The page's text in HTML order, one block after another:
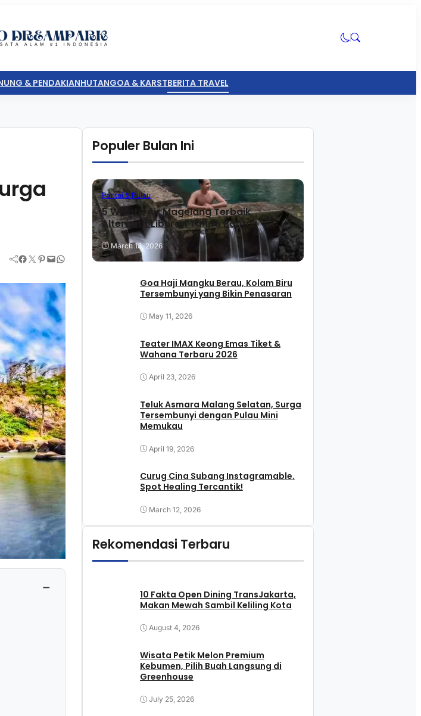
& PENDAKIANHUTANGOA & KARSTBERITA TRAVEL
Facebook Twitter Pinterest Mail WhatsApp
−
Populer Bulan Ini
Pantai & Pulau
5 Wisata Air Magelang Terbaik,
Alternatif Liburan Tanpa Pantai!
March 13, 2026
Goa Haji Mangku Berau, Kolam Biru
Tersembunyi yang Bikin Penasaran
May 11, 2026
Teater IMAX Keong Emas Tiket &
Wahana Terbaru 2026
April 23, 2026
Teluk Asmara Malang Selatan, Surga
Tersembunyi dengan Pulau Mini
Memukau
April 19, 2026
Curug Cina Subang Instagramable,
Spot Healing Tercantik!
March 12, 2026
Rekomendasi Terbaru
10 Fakta Open Dining TransJakarta,
Makan Mewah Sambil Keliling Kota
August 4, 2026
Wisata Petik Melon Premium
Kebumen, Pilih Buah Langsung di
Greenhouse
July 25, 2026